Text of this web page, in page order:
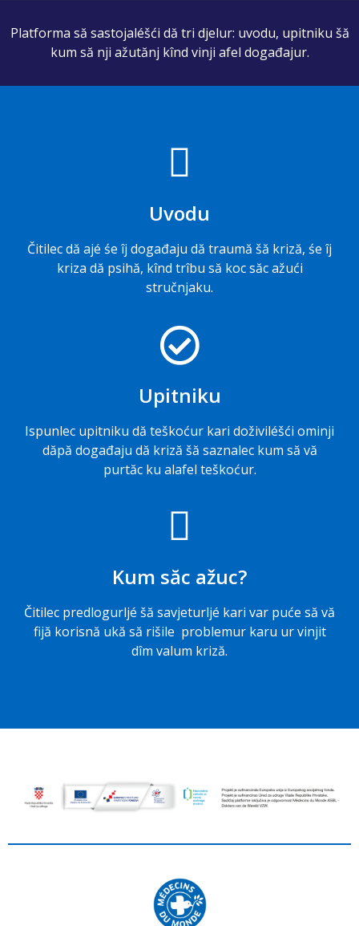
Platforma să sastojaléšći dă tri djelur: uvodu, upitniku šă
kum să nji ažutănj kînd vinji afel događajur.
Uvodu
Čitilec dă ajé śe îj događaju dă traumă šă kriză, śe îj
kriza dă psihă, kînd trîbu să koc săc ažući
stručnjaku.
Upitniku
Ispunlec upitniku dă teškoćur kari doživiléšći ominji
dăpă događaju dă kriză šă saznalec kum să vă
purtăc ku alafel teškoćur.
Kum săc ažuc?
Čitilec predlogurljé šă savjeturljé kari var puće să vă
fijă korisnă ukă să rišile problemur karu ur vinjit
dîm valum kriză.